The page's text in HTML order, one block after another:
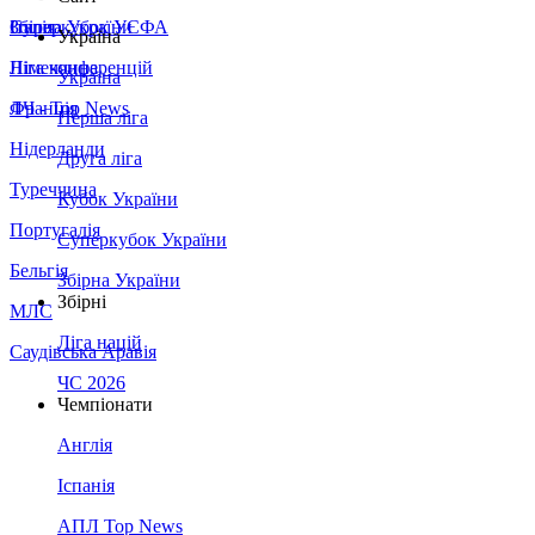
Збірна України
Італія
Німеччина
Франція
Нідерланди
Туреччина
Португалія
Бельгія
МЛС
Саудівська Аравія
Суперкубок УЄФА
Ліга конференцій
ЛЧ - Top News
Україна
Україна
Перша ліга
Друга ліга
Кубок України
Суперкубок України
Збірна України
Збірні
Ліга націй
ЧС 2026
Чемпіонати
Англія
Іспанія
АПЛ Top News